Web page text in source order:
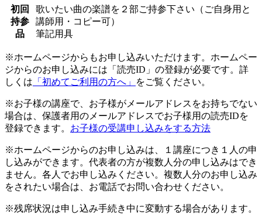
初回
持参
品
歌いたい曲の楽譜を２部ご持参下さい（ご自身用と
講師用・コピー可）
筆記用具
※ホームページからもお申し込みいただけます。ホームペー
ジからのお申し込みには「読売ID」の登録が必要です。詳
しくは 「初めてご利用の方へ」 をご覧ください。
※お子様の講座で、お子様がメールアドレスをお持ちでない
場合は、保護者用のメールアドレスでお子様用の読売IDを
登録できます。 お子様の受講申し込みをする方法
※ホームページからのお申し込みは、１講座につき１人の申
し込みができます。代表者の方が複数人分の申し込みはでき
ません。各人でお申し込みください。複数人分のお申し込み
をされたい場合は、お電話でお問い合わせください。
※残席状況は申し込み手続き中に変動する場合があります。